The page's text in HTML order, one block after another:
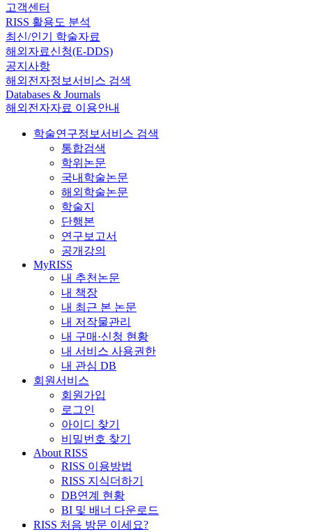
고객센터
RISS 활용도 분석
최신/인기 학술자료
해외자료신청(E-DDS)
공지사항
해외전자정보서비스 검색
Databases & Journals
해외전자자료 이용안내
학술연구정보서비스 검색
통합검색
학위논문
국내학술논문
해외학술논문
학술지
단행본
연구보고서
공개강의
MyRISS
내 추천논문
내 책장
내 최근 본 논문
내 저작물관리
내 구매·신청 현황
내 서비스 사용권한
내 관심 DB
회원서비스
회원가입
로그인
아이디 찾기
비밀번호 찾기
About RISS
RISS 이용방법
RISS 지식더하기
DB연계 현황
BI 및 배너 다운로드
RISS 처음 방문 이세요?